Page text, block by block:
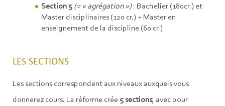
Section 5 (= « agrégation »): Bachelier (180cr.) et
Master disciplinaires (120 cr.) + Master en
enseignement de la discipline (60 cr.)
LES SECTIONS
Les sections correspondent aux niveaux auxquels vous
donnerez cours. La réforme crée 5 sections, avec pour